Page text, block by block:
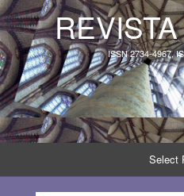
ISSN 2734-4967,
Select